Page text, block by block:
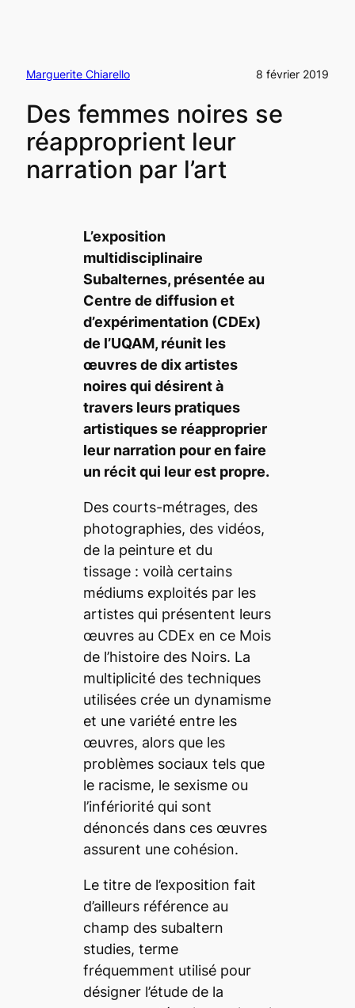
Marguerite Chiarello 8 février 2019
Des femmes noires se
réapproprient leur
narration par l’art
L’exposition
multidisciplinaire
Subalternes, présentée au
Centre de diffusion et
d’expérimentation (CDEx)
de l’UQAM, réunit les
œuvres de dix artistes
noires qui désirent à
travers leurs pratiques
artistiques se réapproprier
leur narration pour en faire
un récit qui leur est propre.
Des courts-métrages, des
photographies, des vidéos,
de la peinture et du
tissage : voilà certains
médiums exploités par les
artistes qui présentent leurs
œuvres au CDEx en ce Mois
de l’histoire des Noirs. La
multiplicité des techniques
utilisées crée un dynamisme
et une variété entre les
œuvres, alors que les
problèmes sociaux tels que
le racisme, le sexisme ou
l’infériorité qui sont
dénoncés dans ces œuvres
assurent une cohésion.
Le titre de l’exposition fait
d’ailleurs référence au
champ des subaltern
studies, terme
fréquemment utilisé pour
désigner l’étude de la